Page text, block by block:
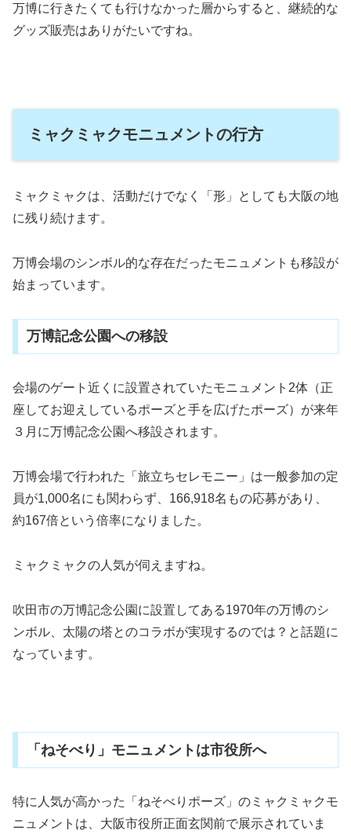
万博に行きたくても行けなかった層からすると、継続的な
グッズ販売はありがたいですね。
ミャクミャクモニュメントの行方
ミャクミャクは、活動だけでなく「形」としても大阪の地
に残り続けます。
万博会場のシンボル的な存在だったモニュメントも移設が
始まっています。
万博記念公園への移設
会場のゲート近くに設置されていたモニュメント2体（正
座してお迎えしているポーズと手を広げたポーズ）が来年
３月に万博記念公園へ移設されます。
万博会場で行われた「旅立ちセレモニー」は一般参加の定
員が1,000名にも関わらず、166,918名もの応募があり、
約167倍という倍率になりました。
ミャクミャクの人気が伺えますね。
吹田市の万博記念公園に設置してある1970年の万博のシ
ンボル、太陽の塔とのコラボが実現するのでは？と話題に
なっています。
「ねそべり」モニュメントは市役所へ
特に人気が高かった「ねそべりポーズ」のミャクミャクモ
ニュメントは、大阪市役所正面玄関前で展示されていま